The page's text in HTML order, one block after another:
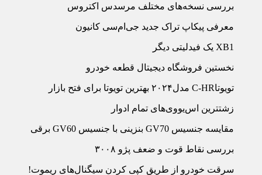
بررسی نسخه‏‌های مختلف مرسدس اکتروس
معرفی پیکاپ تراک جدید جی‌‏ام‌‏سی کانیون
XB1 یک فیدلیتی دیگر
نخستین فروشگاه دیجیتال قطعه خودرو
تویوتاC-HR مدل۲۰۲۴ بهترین تویوتا برای فتح بازار
زشت‏ترین اس‏‌یووی‏‌های تمام ادوار
مقایسه جنسیس GV70 بنزینی با جنسیس GV60 برقی
بررسی نقاط قوت و ضعف پژو ۳۰۰۸
سرقت خودرو از طریق کپی کردن سیگنال‏‌های ریموت!